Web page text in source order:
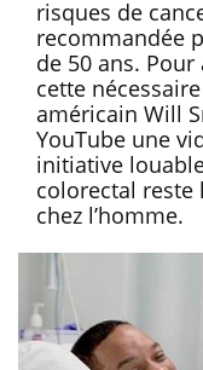
risques de
recommandée
de 50 ans.
cette
américain Will
YouTube une
initiative
colorectal reste
chez l’homme.